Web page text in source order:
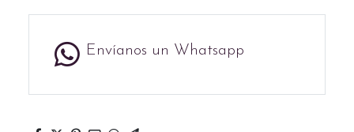
Envíanos un Whatsapp